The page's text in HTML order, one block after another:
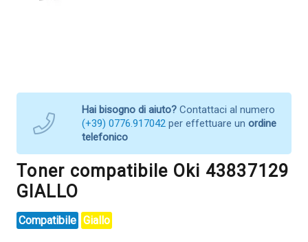
Hai bisogno di aiuto? Contattaci al numero
(+39) 0776.917042 per effettuare un ordine
telefonico
Toner compatibile Oki 43837129
GIALLO
Compatibile Giallo